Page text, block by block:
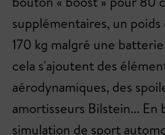
supplémentaires, un poids
170 kg malgré une
cela s'ajoutent des
aérodynamiques, des
amortisseurs Bilstein... En
simulation de sport